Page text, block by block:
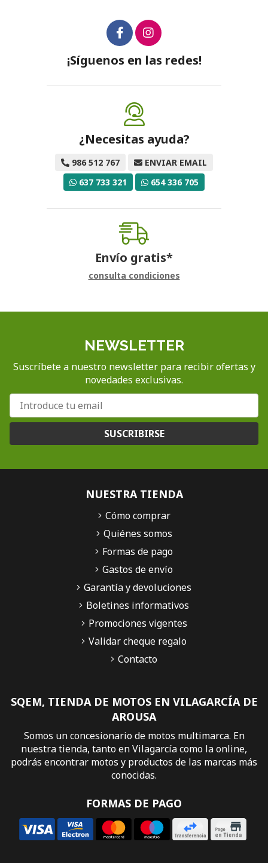
¡Síguenos en las redes!
¿Necesitas ayuda?
986 512 767
ENVIAR EMAIL
637 733 321
654 336 705
Envío gratis*
consulta condiciones
NEWSLETTER
Suscríbete a nuestro newsletter para recibir ofertas y
novedades exclusivas.
SUSCRIBIRSE
SQEM, TIENDA DE MOTOS EN VILAGARCÍA DE
AROUSA
Somos un concesionario de motos multimarca. En
nuestra tienda, tanto en Vilagarcía como la online,
podrás encontrar motos y productos de las marcas más
conocidas.
FORMAS DE PAGO
NUESTRA TIENDA
Cómo comprar
Quiénes somos
Formas de pago
Gastos de envío
Garantía y devoluciones
Boletines informativos
Promociones vigentes
Validar cheque regalo
Contacto